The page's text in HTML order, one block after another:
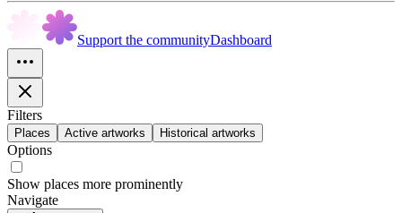
Support the communityDashboard
Filters
Places Active artworks Historical artworks
Options
Show places more prominently
Navigate